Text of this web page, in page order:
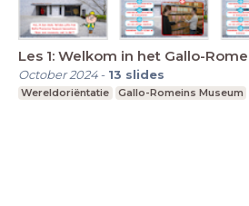
Les 1: Welkom in het Gallo-
October 2024- 13 slides
Wereldoriëntatie Gallo-Romeins Museum